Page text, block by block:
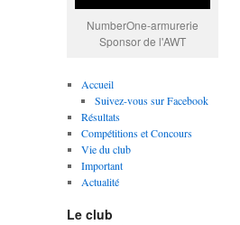
NumberOne-armurerie
Sponsor de l'AWT
Accueil
Suivez-vous sur Facebook
Résultats
Compétitions et Concours
Vie du club
Important
Actualité
Le club